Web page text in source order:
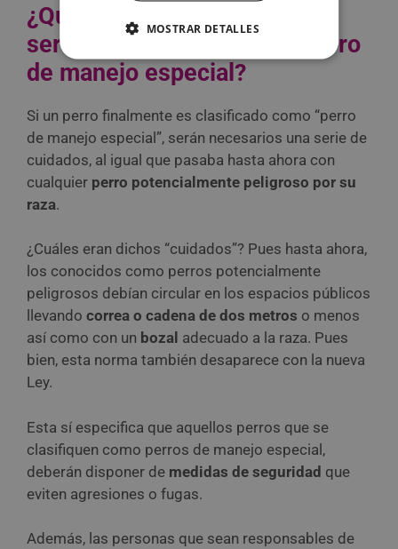
¿Qué medidas de seguridad
serán necesarias para un perro
de manejo especial?
Si un perro finalmente es clasificado como “perro
de manejo especial”, serán necesarios una serie de
cuidados, al igual que pasaba hasta ahora con
cualquier perro potencialmente peligroso por su
raza.
¿Cuáles eran dichos “cuidados”? Pues hasta ahora,
los conocidos como perros potencialmente
peligrosos debían circular en los espacios públicos
llevando correa o cadena de dos metros o menos
así como con un bozal adecuado a la raza. Pues
bien, esta norma también desaparece con la nueva
Ley.
Esta sí especifica que aquellos perros que se
clasifiquen como perros de manejo especial,
deberán disponer de medidas de seguridad que
eviten agresiones o fugas.
Además, las personas que sean responsables de
MOSTRAR DETALLES